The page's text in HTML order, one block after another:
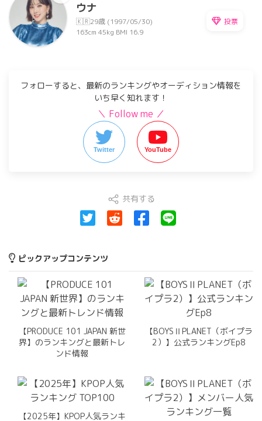
ウナ
🇰🇷29歳 (1997/05/30)
163cm 45kg BMI 16.9
投票
フォローすると、最新のランキングやオーディション情報を
いち早く知れます！
＼ Follow me ／
Twitter YouTube
共有する
ピックアップコンテンツ
【PRODUCE 101 JAPAN 新世
界】のランキングと最新トレ
ンド情報
【BOYSⅡPLANET（ボイプラ
2）】公式ランキングEp8
【2025年】KPOP人気ランキ